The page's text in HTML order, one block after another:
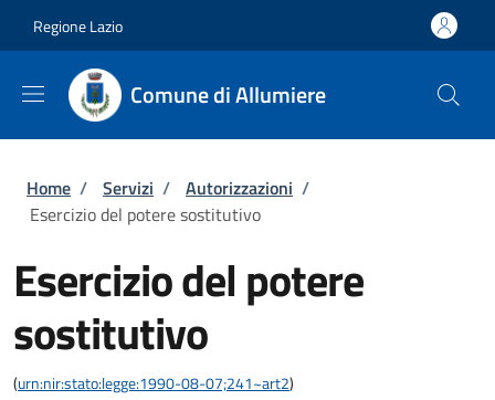
Regione Lazio
Comune di Allumiere
Briciole di pane
Home / Servizi / Autorizzazioni /
Esercizio del potere sostitutivo
Esercizio del potere
sostitutivo
(urn:nir:stato:legge:1990-08-07;241~art2)